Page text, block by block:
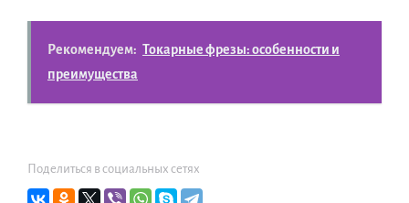
Рекомендуем: Токарные фрезы: особенности и
преимущества
Поделиться в социальных сетях